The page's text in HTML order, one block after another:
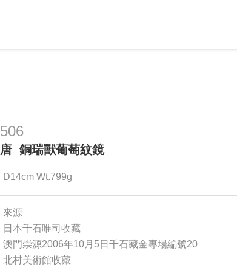
506
唐 銅瑞獸葡萄紋鏡
D14cm Wt.799g
來源
日本千石唯司收藏
澳門崇源2006年10月5日千石藏金專場編號20
北村美術館收藏